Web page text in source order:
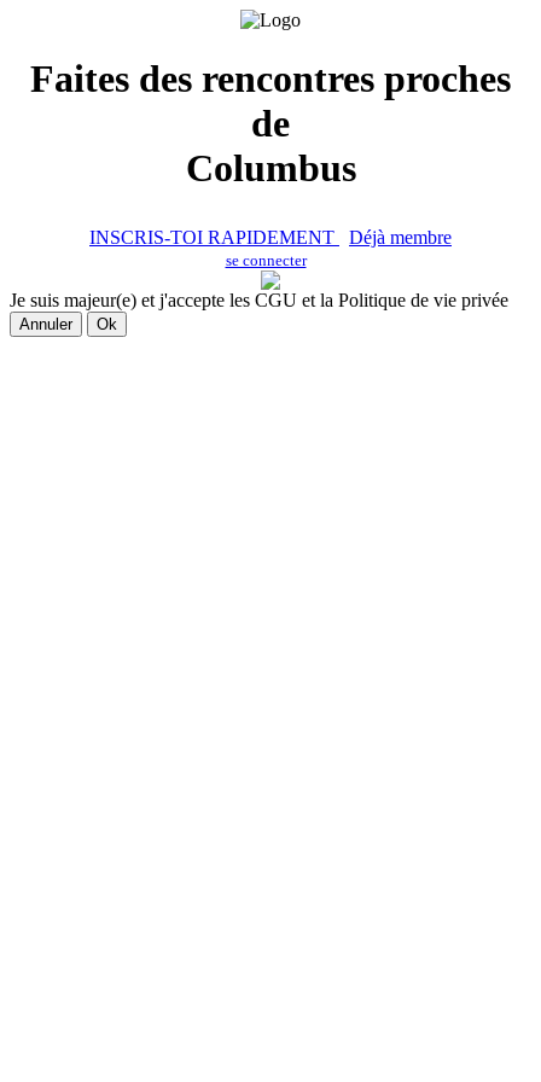
Faites des rencontres proches
de
Columbus
INSCRIS-TOI RAPIDEMENT Déjà membre
se connecter
Je suis majeur(e) et j'accepte les CGU et la Politique de vie privée
Annuler Ok